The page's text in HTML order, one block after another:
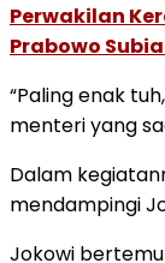
Perwakilan
Prabowo
“Paling enak
menteri yang
Dalam
mendampingi
Jokowi